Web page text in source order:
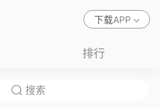
下载APP
排行